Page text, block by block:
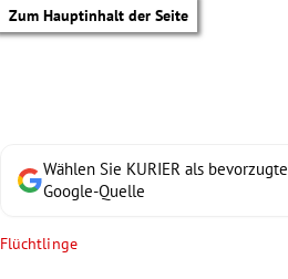
Zum Hauptinhalt der Seite
Wählen Sie KURIER als bevorzugte
Google-Quelle
Flüchtlinge